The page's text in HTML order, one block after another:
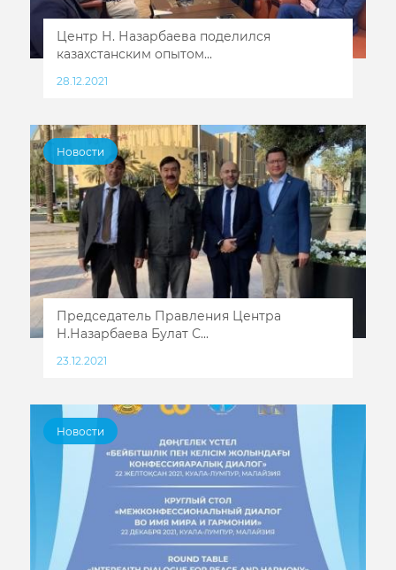
Центр Н. Назарбаева поделился
казахстанским опытом...
28.12.2021
Новости
Председатель Правления Центра
Н.Назарбаева Булат С...
23.12.2021
Новости